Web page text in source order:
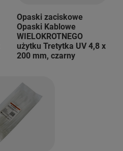
Opaski zaciskowe
Opaski Kablowe
WIELOKROTNEGO
użytku Tretytka UV 4,8 x
200 mm, czarny